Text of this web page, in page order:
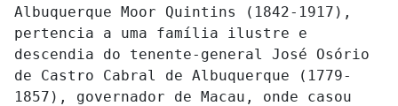
Albuquerque Moor Quintins (1842-1917),
pertencia a uma família ilustre e
descendia do tenente-general José Osório
de Castro Cabral de Albuquerque (1779-
1857), governador de Macau, onde casou